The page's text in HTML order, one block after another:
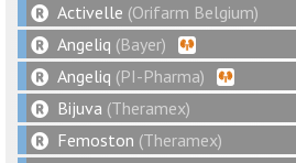
Activelle (Orifarm Belgium)
Angeliq (Bayer)
Angeliq (PI-Pharma)
Bijuva (Theramex)
Femoston (Theramex)